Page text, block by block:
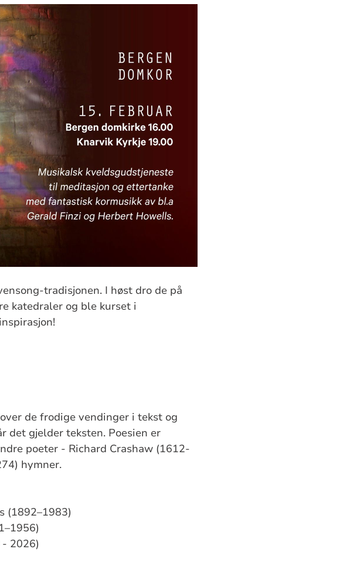
tradisjonen. I høst dro de på
katedraler og ble kurset i
de frodige vendinger i tekst og
det gjelder teksten. Poesien er
poeter - Richard Crashaw (1612-
hymner.
(1892–1983)
2026)